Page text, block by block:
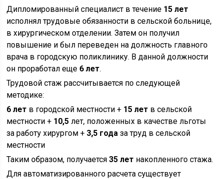
Дипломированный специалист в течение 15 лет
исполнял трудовые обязанности в сельской больнице,
в хирургическом отделении. Затем он получил
повышение и был переведен на должность главного
врача в городскую поликлинику. В данной должности
он проработал еще 6 лет.
Трудовой стаж рассчитывается по следующей
методике:
6 лет в городской местности + 15 лет в сельской
местности + 10,5 лет, положенных в качестве льготы
за работу хирургом +3,5 года за труд в сельской
местности
Таким образом, получается35 лет накопленного стажа.
Для автоматизированного расчета существует